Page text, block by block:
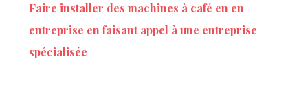
Faire installer des machines à café en en
entreprise en faisant appel à une entreprise
spécialisée